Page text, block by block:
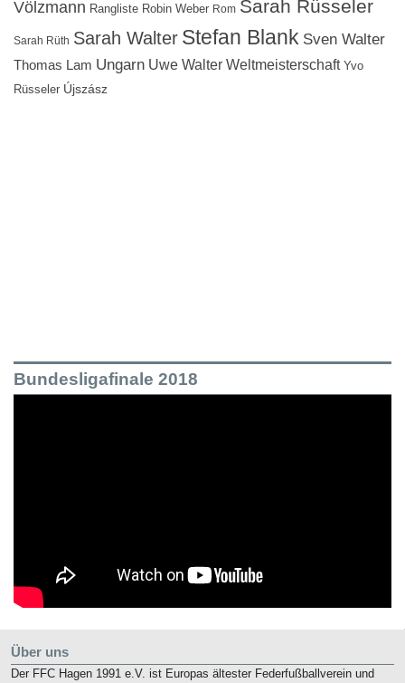
Völzmann Rangliste Robin Weber Rom Sarah Rüsseler
Sarah Rüth Sarah Walter Stefan Blank Sven Walter
Thomas Lam Ungarn Uwe Walter Weltmeisterschaft Yvo
Rüsseler Újszász
Bundesligafinale 2018
Über uns
Der FFC Hagen 1991 e.V. ist Europas ältester Federfußballverein und